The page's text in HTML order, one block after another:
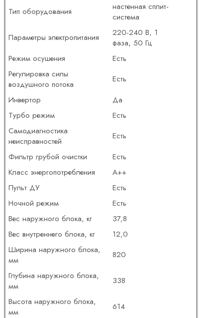
Тип оборудования
настенная сплит-
система
Параметры электропитания
220-240 В, 1
фаза, 50 Гц
Режим осушения
Есть
Регулировка силы
воздушного потока
Есть
Инвертор
Да
Турбо режим
Есть
Самодиагностика
неисправностей
Есть
Фильтр грубой очистки
Есть
Класс энергопотребления
A++
Пульт ДУ
Есть
Ночной режим
Есть
Вес наружного блока, кг
37,8
Вес внутреннего блока, кг
12,0
Ширина наружного блока,
мм
820
Глубина наружного блока,
мм
338
Высота наружного блока,
мм
614